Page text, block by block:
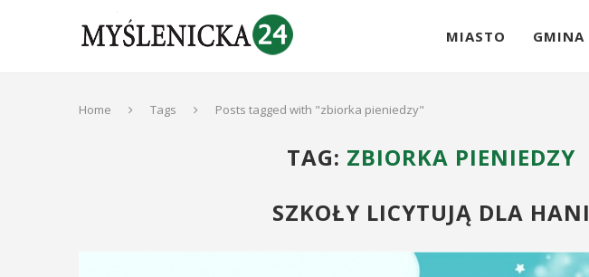
MIASTO GMINA
Home Tags Posts tagged with "zbiorka pieniedzy"
TAG: ZBIORKA PIENIEDZY
SZKOŁY LICYTUJĄ DLA HANI